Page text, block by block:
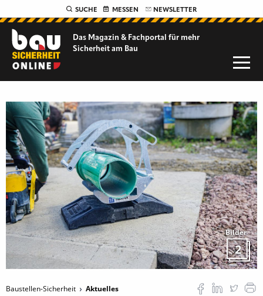
SUCHE MESSEN NEWSLETTER
Das Magazin & Fachportal für mehr
Sicherheit am Bau
Bilder
2
Baustellen-Sicherheit Aktuelles